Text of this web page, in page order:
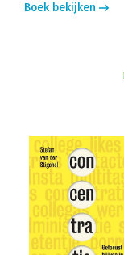
Boek bekijken